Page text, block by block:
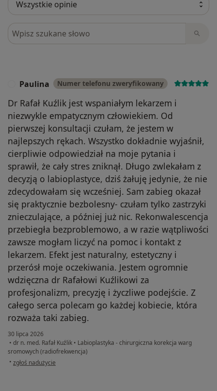
liposukcją; MINI PLASTYKA BRZUCHA Z LIPOSUKCJĄ I
KOREKTĄ BLIZNY PO CC mini plastyka z liposukcją i
korektą blizny po CC; Ginekomastia gruczołowa;
Ginekomastia tłuszczowa INNE CHIRURGICZNE to:
przepukliny pępkowej - operacja z użyciem siatki;
ciało / twarz (pojedyńcza zmiana); Usuwanie
chirurgiczne zmian skórnych z histopatologią
ciało/twarz; Miniabdominoplastyka plastyka dolnej
część brzucha; iniekcja podskórna /dożylna/
domięśniowa; Nacięcie ropnia; Szycie rany. ŻYLAKI,
ŻYŁY... Skleroterapia; żylaki, żyły siatkowe, pajączki
naczyniowe ( W zależności od skali problemu).
Skleroterapia kompresyjna zabiegowa; IPL Laserowe
zamykanie naczynek/pajączków na nogach; IPL
Laserowe zamykanie naczynek/pajączków na nogach;
IPL Laserowe zamykanie naczynek/pajączków na
nogach; IPL Laserowe zamykanie naczynek/pajączków
na twarzy; IPL Laserowe zamykanie
naczynek/pajączków na twarzy; IPL Laserowe
usuwanie przebarwień na twarzy; IPL Laserowe
usuwanie przebarwień na twarzy; IPL Laserowe
usuwanie przebarwień; Dekolt; IPL Laserowe usuwanie
przebarwień Oczywiście modelujemy CIAŁO,
odchudzamy i ujędrniamy. Wielofunkcyjne urządzenie
ujędrniania ciała oraz biostymulacji i ujędrnianiu skóry
na twarzy i ciele. Podstawą sukcesu INFINITY Shape
jest synergia działania czterech nowoczesnych
Szukaj w opiniach
Paulina Numer telefonu zweryfikowany
Dr Rafał Kuźlik jest wspaniałym lekarzem i
niezwykle empatycznym człowiekiem. Od
pierwszej konsultacji czułam, że jestem w
najlepszych rękach. Wszystko dokładnie wyjaśnił,
cierpliwie odpowiedział na moje pytania i
sprawił, że cały stres zniknął. Długo zwlekałam z
decyzją o labioplastyce, dziś żałuję jedynie, że nie
zdecydowałam się wcześniej. Sam zabieg okazał
się praktycznie bezbolesny- czułam tylko zastrzyki
znieczulające, a później już nic. Rekonwalescencja
przebiegła bezproblemowo, a w razie wątpliwości
zawsze mogłam liczyć na pomoc i kontakt z
lekarzem. Efekt jest naturalny, estetyczny i
przerósł moje oczekiwania. Jestem ogromnie
wdzięczna dr Rafałowi Kuźlikowi za
profesjonalizm, precyzję i życzliwe podejście. Z
całego serca polecam go każdej kobiecie, która
rozważa taki zabieg.
30 lipca 2026
• dr n. med. Rafał Kuźlik • Labioplastyka - chirurgiczna korekcja warg
sromowych (radiofrekwencja)
• w opinii użytkownika Paulina
zgłoś nadużycie